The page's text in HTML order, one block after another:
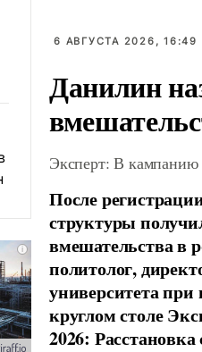
6 АВГУСТА 2026, 16:49
Данилин
Эксперт: В кампанию
После
структуры
вмешательства в
политолог,
университета
круглом столе
2026: